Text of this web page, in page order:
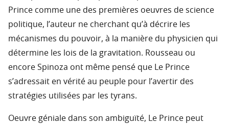
Prince comme une des premières oeuvres de science
politique, l’auteur ne cherchant qu’à décrire les
mécanismes du pouvoir, à la manière du physicien qui
détermine les lois de la gravitation. Rousseau ou
encore Spinoza ont même pensé que Le Prince
s’adressait en vérité au peuple pour l’avertir des
stratégies utilisées par les tyrans.
Oeuvre géniale dans son ambiguïté, Le Prince peut